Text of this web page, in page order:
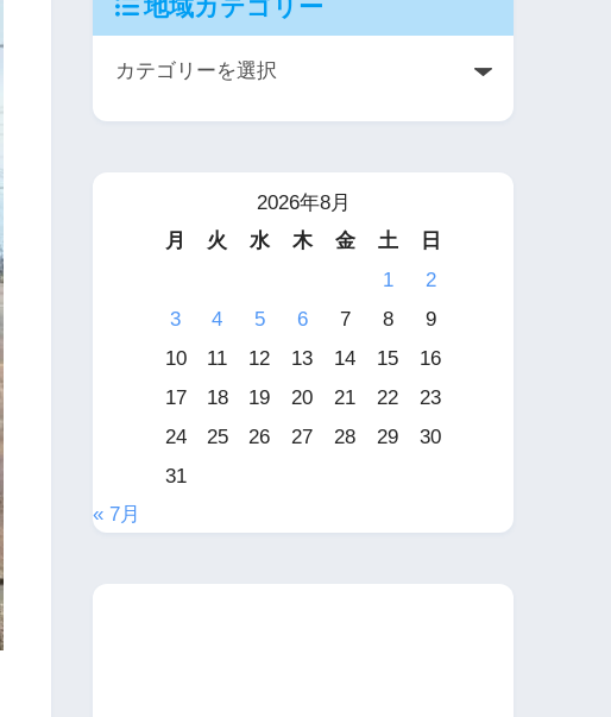
地域カテゴリー
2026年8月
月
火 水 木 金 土
日
1
2
3
4 5 6 7 8
9
10
11 12 13 14 15
16
17
18 19 20 21 22
23
24
25 26 27 28 29
30
31
« 7月